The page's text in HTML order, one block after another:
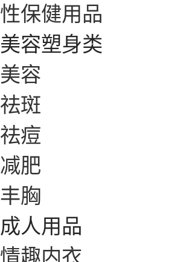
性保健用品
美容塑身类
美容
祛斑
祛痘
减肥
丰胸
成人用品
情趣内衣